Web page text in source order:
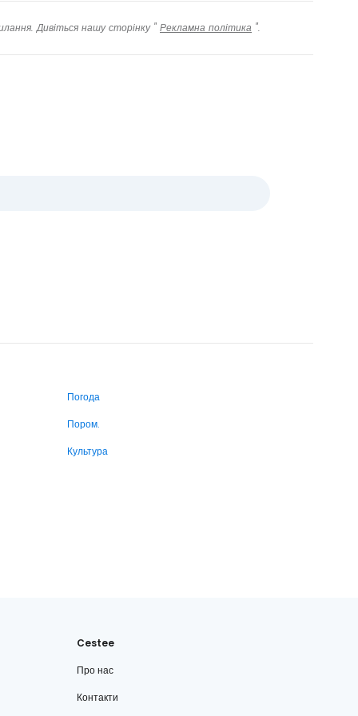
Дивіться нашу сторінку " Рекламна політика ".
Погода
Пором.
Культура
Cestee
Про нас
Контакти